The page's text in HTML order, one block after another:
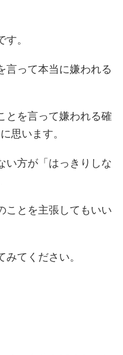
。
言って本当に嫌われる
とを言って嫌われる確
思います。
い方が「はっきりしな
ことを主張してもいい
てください。